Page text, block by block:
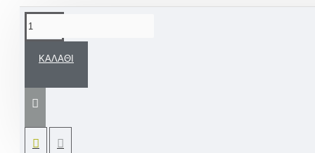
ΚΑΛΆΘΙ
Ρομαντικά Μαρτυρικά Βάπτισης για τον
λαιμό μεταλλική αλυσίδα με
κωνσταντινάτο «Flower Κορνίζα Αρχικό»